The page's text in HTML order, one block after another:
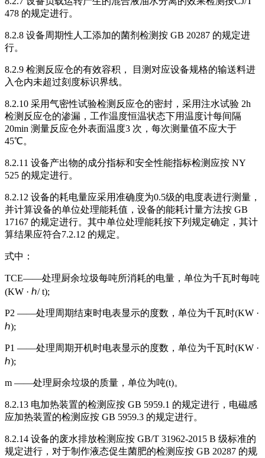
478 的规定进行。
8.2.8 设备周期性人工添加的菌剂检测按 GB 20287 的规定进
行。
8.2.9 检测反应仓的有效容积， 目测对应设备规格的输送料进
入仓内未超过刻度标识界线。
8.2.10 采用气密性试验检测反应仓的密封，采用注水试验 2h
检测反应仓的渗漏，工作温度恒温状态下用温度计每间隔
20min 测量反应仓外表面温度3 次，每次测量值不应大于
45℃。
8.2.11 设备产出物的成分指标和安全性能指标检测应按 NY
525 的规定进行。
8.2.12 设备的耗电量应采用准确度为0.5级的电度表进行测量，
并计算设备的单位处理能耗值，设备的能耗计量方法按 GB
17167 的规定进行。其中单位处理能耗按下列规定确定，其计
算结果应符合7.2.12 的规定。
式中：
TCE——处理厨余垃圾每吨所消耗的电量，单位为千瓦时每吨
(KW · ℎ/ t);
P2 ——处理周期结束时电表显示的度数，单位为千瓦时(KW ·
ℎ);
P1 ——处理周期开机时电表显示的度数，单位为千瓦时(KW ·
ℎ);
m ——处理厨余垃圾的质量，单位为吨(t)。
8.2.13 电加热装置的检测应按 GB 5959.1 的规定进行，电磁感
应加热装置的检测应按 GB 5959.3 的规定进行。
8.2.14 设备的废水排放检测应按 GB/T 31962-2015 B 级标准的
规定进行，对于制作液态促生菌肥的检测应按 GB 20287 的规